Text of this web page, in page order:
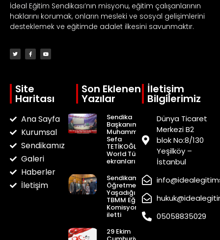
İdeal Eğitim Sendikası’nın misyonu, eğitim çalışanlarının
haklarını korumak, onların mesleki ve sosyal gelişimlerini
desteklemek ve eğitimde adalet ilkesini savunmaktır.
Site
Haritası
Ana Sayfa
Kurumsal
Sendikamız
Galeri
Haberler
İletişim
Son Eklenen
Yazılar
Sendika
Başkanımız
Muhammed
Sefa
TETİKOĞLU
World Türk Tv
ekranlarından
Sendikamız
Öğretmenlerimizin
Yaşadığı Sorunları
TBMM Eğitim
Komisyonuna
iletti
29 Ekim
İletişim
Bilgilerimiz
Dünya Ticaret
Merkezi B2
blok No:8/130
Yeşilköy –
İstanbul
05058835029